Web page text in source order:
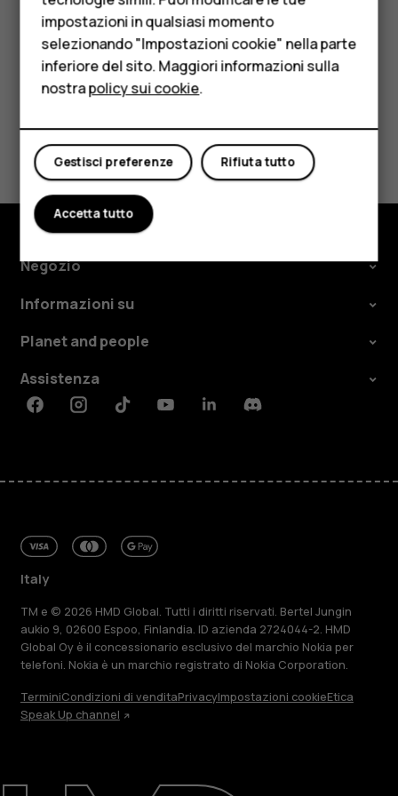
Per le imprese
Tablet
Negozio
Il mio account
Ripara, riutilizza, ricicla
telefono.
Ti è stato d'aiuto?
Sì No
Negozio
Informazioni su
Planet and people
Assistenza
FacebookInstagramTiktokYoutubeLinkedinDiscord
Italy
TM e © 2026 HMD Global. Tutti i diritti riservati. Bertel Jungin
aukio 9, 02600 Espoo, Finlandia. ID azienda 2724044-2. HMD
Global Oy è il concessionario esclusivo del marchio Nokia per
telefoni. Nokia è un marchio registrato di Nokia Corporation.
TerminiCondizioni di venditaPrivacyImpostazioni cookieEtica
Speak Up channel
impostazioni in qualsiasi momento
selezionando "Impostazioni cookie" nella parte
inferiore del sito. Maggiori informazioni sulla
nostrapolicy sui cookie.
Rifiuta tutto
Gestisci preferenze
Accetta tutto